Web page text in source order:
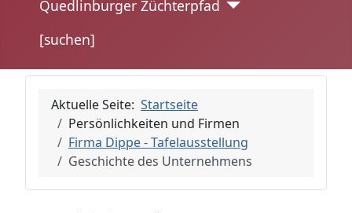
Quedlinburger Züchterpfad
[suchen]
Aktuelle Seite: Startseite
Persönlichkeiten und Firmen
Firma Dippe - Tafelausstellung
Geschichte des Unternehmens